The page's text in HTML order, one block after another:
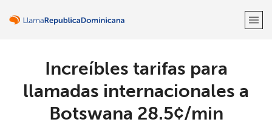
¡Bienvenido!
Increíbles tarifas para
llamadas internacionales a
Botswana ⁦28.5¢⁩/min